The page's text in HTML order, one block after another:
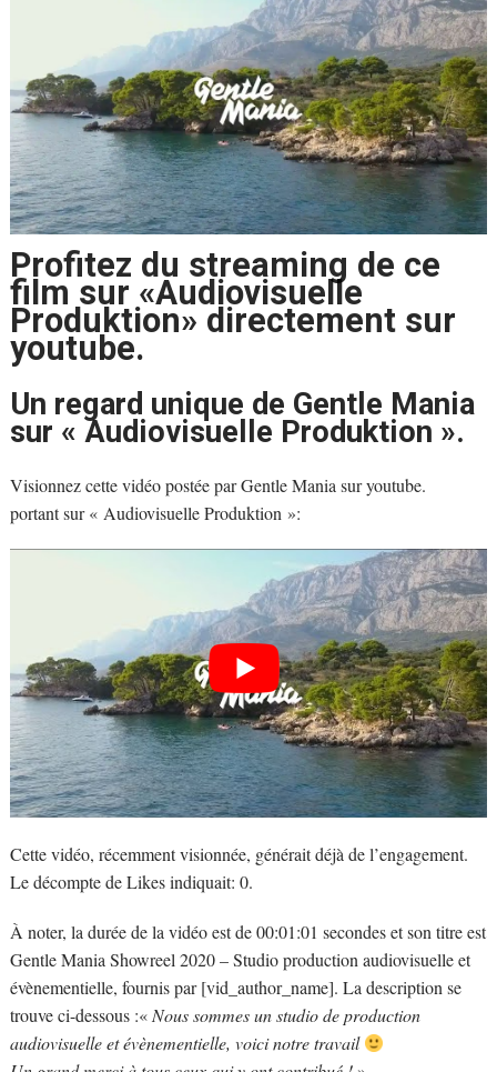
Profitez du streaming de ce
film sur «Audiovisuelle
Produktion» directement sur
youtube.
Un regard unique de Gentle Mania
sur « Audiovisuelle Produktion ».
Visionnez cette vidéo postée par Gentle Mania sur youtube.
portant sur « Audiovisuelle Produktion »:
Cette vidéo, récemment visionnée, générait déjà de l’engagement.
Le décompte de Likes indiquait: 0.
À noter, la durée de la vidéo est de 00:01:01 secondes et son titre est
Gentle Mania Showreel 2020 – Studio production audiovisuelle et
évènementielle, fournis par [vid_author_name]. La description se
trouve ci-dessous :«Nous sommes un studio de production
audiovisuelle et évènementielle, voici notre travail